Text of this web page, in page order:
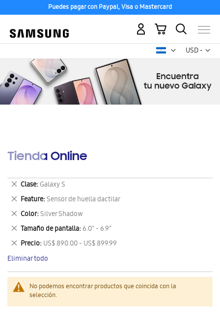
Puedes pagar con Paypal, Visa o Mastercard
USD -
dólar
Mi carrito
Tienda Online
No podemos encontrar productos que coincida con la
selección.
Clase Galaxy S
Eliminar
este
artículo
Feature Sensor de huella dactilar
Eliminar
este
artículo
Color Silver Shadow
Eliminar
este
artículo
Tamaño de pantalla 6.0" - 6.9"
Eliminar
este
artículo
Precio US$ 890.00 - US$ 899.99
Eliminar
este
artículo
Eliminar todo